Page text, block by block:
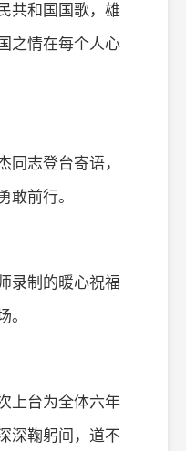
共和国国歌，雄
之情在每个人心
同志登台寄语，
敢前行。
录制的暖心祝福
。
上台为全体六年
深鞠躬间，道不